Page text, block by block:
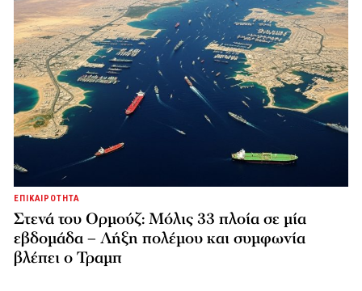
ΕΠΙΚΑΙΡΟΤΗΤΑ
Στενά του Ορμούζ: Μόλις 33 πλοία σε μία
εβδομάδα – Λήξη πολέμου και συμφωνία
βλέπει ο Τραμπ